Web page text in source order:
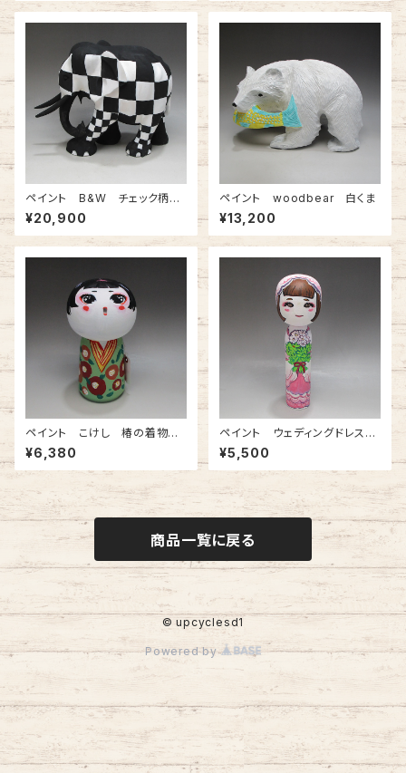
ペイント B&W チェック柄
ゾウ
¥20,900
ペイント woodbear 白くま
¥13,200
ペイント こけし 椿の着物の
娘
¥6,380
ペイント ウェディングドレスこ
けし（新郎います）
¥5,500
商品一覧に戻る
© upcyclesd1
Powered by